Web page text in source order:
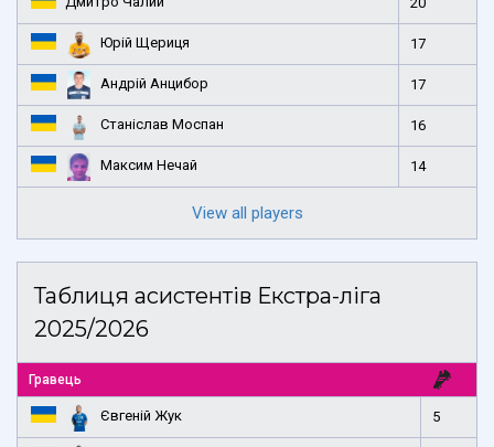
Юрій Щериця 17
Андрій Анцибор 17
Станіслав Моспан 16
Максим Нечай 14
View all players
Таблиця асистентів Екстра-ліга
2025/2026
Гравець
Євгеній Жук 5